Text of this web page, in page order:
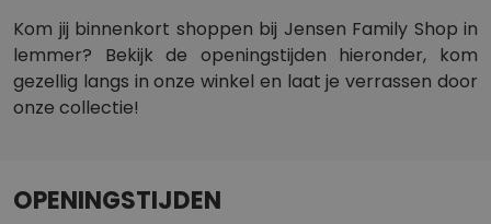
Kom jij binnenkort shoppen bij Jensen Family Shop in
lemmer? Bekijk de openingstijden hieronder, kom
gezellig langs in onze winkel en laat je verrassen door
onze collectie!
OPENINGSTIJDEN